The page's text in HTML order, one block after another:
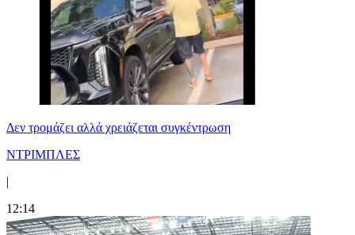
Δεν τρομάζει αλλά χρειάζεται συγκέντρωση
ΝΤΡΙΜΠΛΕΣ
|
12:14